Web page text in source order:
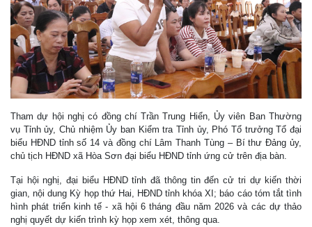
Tham dự hội nghị có đồng chí Trần Trung Hiển, Ủy viên Ban Thường
vụ Tỉnh ủy, Chủ nhiệm Ủy ban Kiểm tra Tỉnh ủy, Phó Tổ trưởng Tổ đại
biểu HĐND tỉnh số 14 và đồng chí Lâm Thanh Tùng – Bí thư Đảng ủy,
chủ tịch HĐND xã Hòa Sơn đại biểu HĐND tỉnh ứng cử trên địa bàn.
Tại hội nghị, đại biểu HĐND tỉnh đã thông tin đến cử tri dự kiến thời
gian, nội dung Kỳ họp thứ Hai, HĐND tỉnh khóa XI; báo cáo tóm tắt tình
hình phát triển kinh tế - xã hội 6 tháng đầu năm 2026 và các dự thảo
nghị quyết dự kiến trình kỳ họp xem xét, thông qua.